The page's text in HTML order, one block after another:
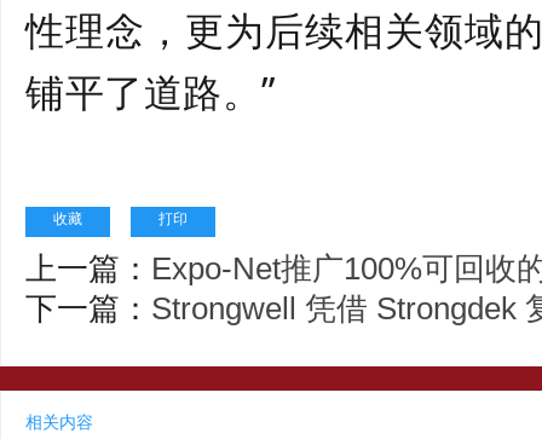
性理念，更为后续相关领域
铺平了道路。”
收藏 打印
上一篇： Expo-Net推广100%可回收
下一篇： Strongwell 凭借 Strongdek
相关内容